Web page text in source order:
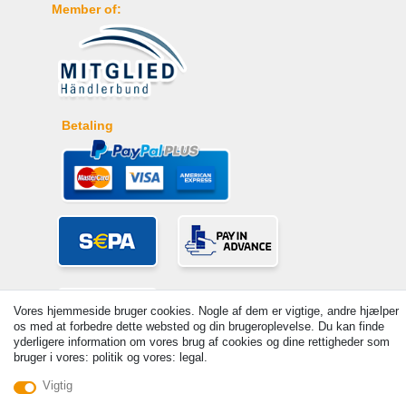
Member of:
Betaling
VAT Basic prices see article detail | * Applies to deliveries to the UK!
Vores hjemmeside bruger cookies. Nogle af dem er vigtige, andre hjælper
os med at forbedre dette websted og din brugeroplevelse. Du kan finde
yderligere information om vores brug af cookies og dine rettigheder som
bruger i vores: politik og vores: legal.
Vigtig